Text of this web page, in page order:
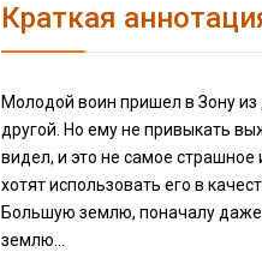
Краткая
Молодой воин пришел в Зону
другой. Но ему не привыкать
видел, и это не самое
хотят использовать его в
Большую землю, поначалу даже
землю…